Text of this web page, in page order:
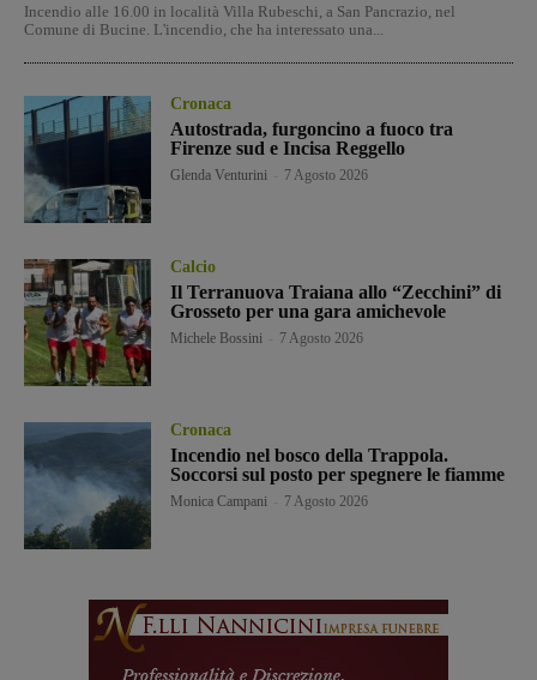
Incendio alle 16.00 in località Villa Rubeschi, a San Pancrazio, nel
Comune di Bucine. L'incendio, che ha interessato una...
Cronaca
Autostrada, furgoncino a fuoco tra
Firenze sud e Incisa Reggello
Glenda Venturini 7 Agosto 2026
Calcio
Il Terranuova Traiana allo “Zecchini” di
Grosseto per una gara amichevole
Michele Bossini 7 Agosto 2026
Cronaca
Incendio nel bosco della Trappola.
Soccorsi sul posto per spegnere le fiamme
Monica Campani 7 Agosto 2026